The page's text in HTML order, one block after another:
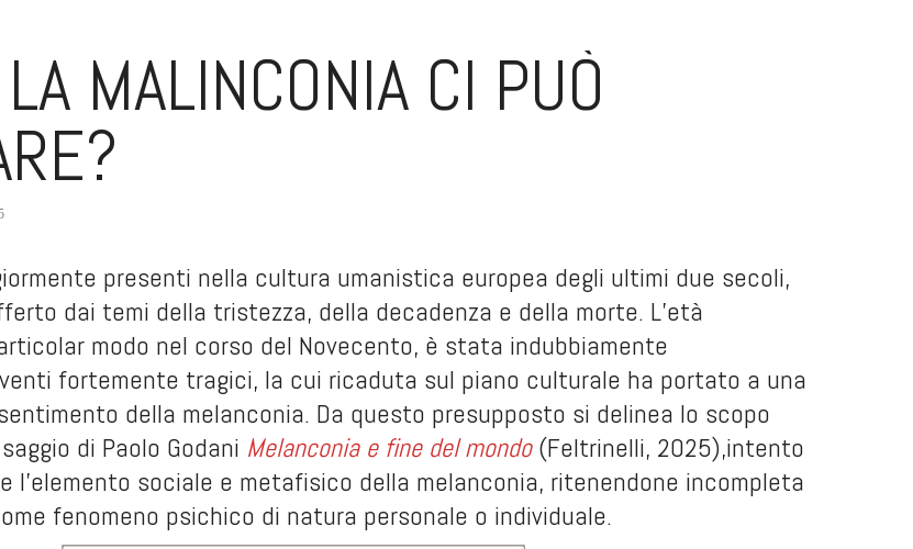
MALINCONIA CI PUÒ
presenti nella cultura umanistica europea degli ultimi due secoli,
dai temi della tristezza, della decadenza e della morte. L’età
modo nel corso del Novecento, è stata indubbiamente
fortemente tragici, la cui ricaduta sul piano culturale ha portato a una
della melanconia. Da questo presupposto si delinea lo scopo
di Paolo Godani Melanconia e fine del mondo (Feltrinelli, 2025),intento
l’elemento sociale e metafisico della melanconia, ritenendone incompleta
fenomeno psichico di natura personale o individuale.